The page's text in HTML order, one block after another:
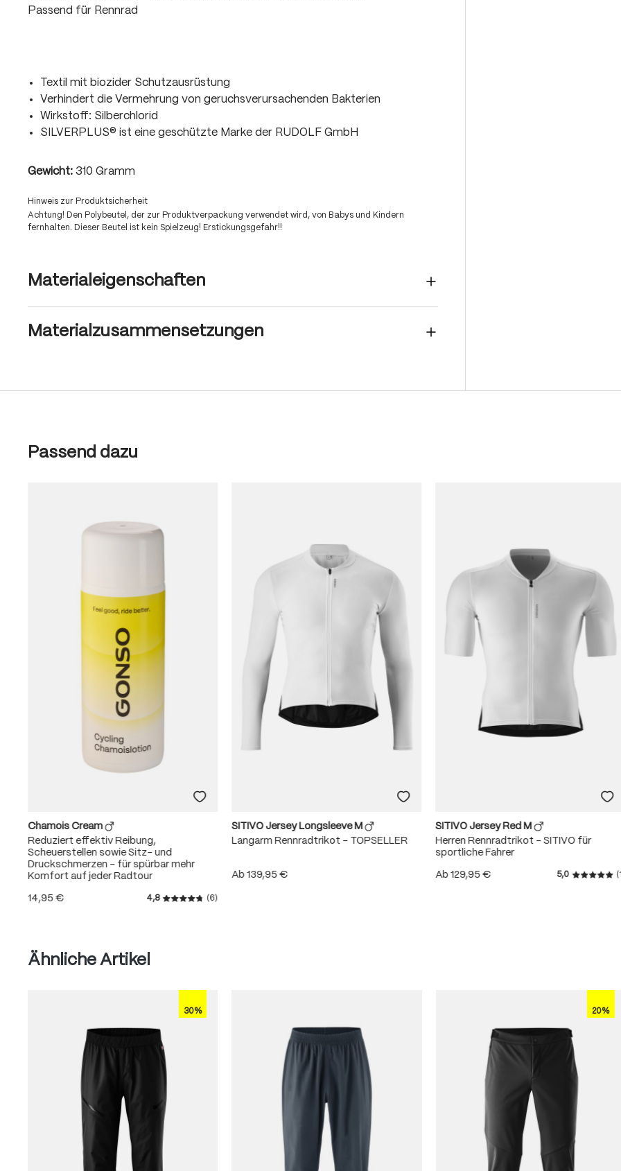
Passend für Rennrad
Textil mit biozider Schutzausrüstung
Verhindert die Vermehrung von geruchsverursachenden Bakterien
Wirkstoff: Silberchlorid
SILVERPLUS® ist eine geschützte Marke der RUDOLF GmbH
Gewicht: 310 Gramm
Hinweis zur Produktsicherheit
Achtung! Den Polybeutel, der zur Produktverpackung verwendet wird, von Babys und Kindern
fernhalten. Dieser Beutel ist kein Spielzeug! Erstickungsgefahr!!
Materialeigenschaften
Materialzusammensetzungen
Produktgalerie überspringen
Passend dazu
Chamois Cream
Reduziert effektiv Reibung,
Scheuerstellen sowie Sitz- und
Druckschmerzen – für spürbar mehr
Komfort auf jeder Radtour
14,95 € 4,8
Durchschnittliche Bewertung von 4.8 von 5 Sternen
(6)
SITIVO Jersey Longsleeve M
Langarm Rennradtrikot – TOPSELLER
Ab139,95 €
SITIVO Jersey Red M
Herren Rennradtrikot – SITIVO für
sportliche Fahrer
Ab129,95 € 5,0
Produktgalerie überspringen
Ähnliche Artikel
30% 20%